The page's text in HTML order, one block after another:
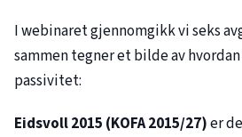
I webinaret gjennomgikk vi seks
sammen tegner et bilde av
passivitet:
Eidsvoll 2015 (KOFA2015/27)er